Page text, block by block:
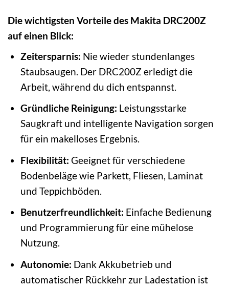
Die wichtigsten Vorteile des Makita DRC200Z
auf einen Blick:
Zeitersparnis: Nie wieder stundenlanges
Staubsaugen. Der DRC200Z erledigt die
Arbeit, während du dich entspannst.
Gründliche Reinigung: Leistungsstarke
Saugkraft und intelligente Navigation sorgen
für ein makelloses Ergebnis.
Flexibilität: Geeignet für verschiedene
Bodenbeläge wie Parkett, Fliesen, Laminat
und Teppichböden.
Benutzerfreundlichkeit: Einfache Bedienung
und Programmierung für eine mühelose
Nutzung.
Autonomie: Dank Akkubetrieb und
automatischer Rückkehr zur Ladestation ist